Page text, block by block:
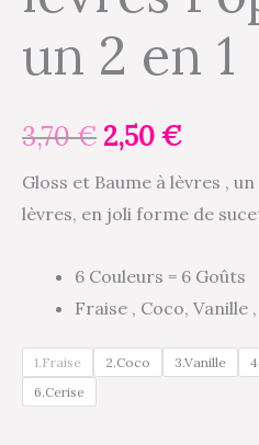
un 2 en 1
3,70€ 2,50€
Gloss et Baume à lèvres ,
lèvres, en joli forme de
6 Couleurs = 6 Goûts
Fraise , Coco, Vanille
1.Fraise 2.Coco 3.Vanille
6.Cerise